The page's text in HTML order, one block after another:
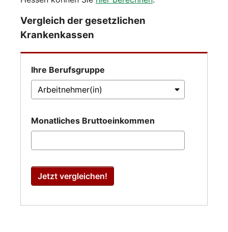
Vergleich der gesetzlichen
Krankenkassen
Ihre Berufsgruppe
Monatliches Bruttoeinkommen
Jetzt vergleichen!